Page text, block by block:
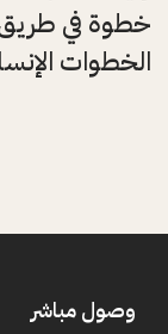
خطوة في طريق
الخطوات
وصول مباشر